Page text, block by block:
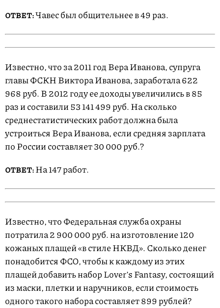
ОТВЕТ:Чавес был общительнее в 49 раз.
Известно, что за 2011 год Вера Иванова, супруга
главы ФСКН Виктора Иванова, заработала 622
968 руб. В 2012 году ее доходы увеличились в 85
раз и составили 53 141 499 руб. На сколько
среднестатистических работ должна была
устроиться Вера Иванова, если средняя зарплата
по России составляет 30 000 руб.?
ОТВЕТ:На 147 работ.
Известно, что Федеральная служба охраны
потратила 2 900 000 руб. на изготовление 120
кожаных плащей «в стиле НКВД». Сколько денег
понадобится ФСО, чтобы к каждому из этих
плащей добавить набор Lover’s Fantasy, состоящий
из маски, плетки и наручников, если стоимость
одного такого набора составляет 899 рублей?